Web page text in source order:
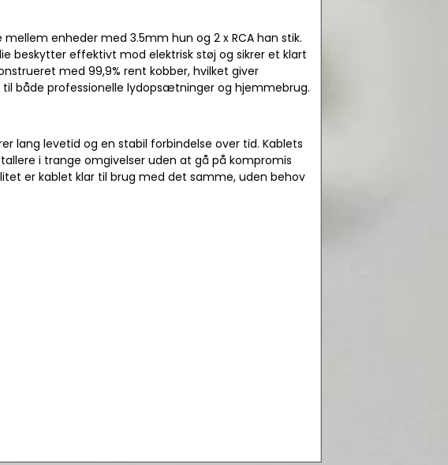
enheder med 3.5mm hun og 2 x RCA han stik.
beskytter effektivt mod elektrisk støj og sikrer et klart
med 99,9% rent kobber, hvilket giver
både professionelle lydopsætninger og hjemmebrug.
lang levetid og en stabil forbindelse over tid. Kablets
i trange omgivelser uden at gå på kompromis
er kablet klar til brug med det samme, uden behov